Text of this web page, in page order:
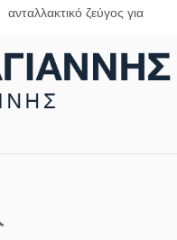
ανταλλακτικό ζεύγος για
μπανιέρας